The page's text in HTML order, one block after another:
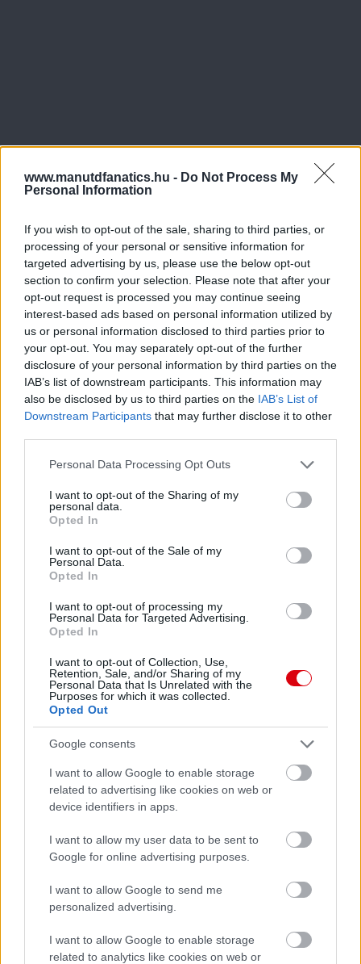
www.manutdfanatics.hu - Do Not Process My
Personal Information
If you wish to opt-out of the sale, sharing to third parties, or
processing of your personal or sensitive information for
targeted advertising by us, please use the below opt-out
section to confirm your selection. Please note that after your
opt-out request is processed you may continue seeing
interest-based ads based on personal information utilized by
us or personal information disclosed to third parties prior to
your opt-out. You may separately opt-out of the further
disclosure of your personal information by third parties on the
IAB’s list of downstream participants. This information may
also be disclosed by us to third parties on the IAB’s List of
Downstream Participants that may further disclose it to other
Please note that this website/app uses one or more Google
not limited to your visit or usage behaviour. You may click to
grant or deny consent to Google and its third-party tags to
use your data for below specified purposes in below Google
consent section.
Personal Data Processing Opt Outs
I want to opt-out of the Sharing of my
personal data.
Opted In
I want to opt-out of the Sale of my
Personal Data.
Opted In
I want to opt-out of processing my
Personal Data for Targeted Advertising.
Opted In
I want to opt-out of Collection, Use,
Retention, Sale, and/or Sharing of my
Personal Data that Is Unrelated with the
Purposes for which it was collected.
Opted Out
Google consents
I want to allow Google to enable storage
related to advertising like cookies on web or
device identifiers in apps.
I want to allow my user data to be sent to
Google for online advertising purposes.
I want to allow Google to send me
personalized advertising.
I want to allow Google to enable storage
related to analytics like cookies on web or
Meccs Center
Paris Saint-Germainvs
Manchester United
Felkészülési szezon 4. mérkőzés
2026-08-08 17:00
AC MilanvsManchester United
ELŐZŐ MÉRKŐZÉSEK
Támogatás
a ManUtdFanatics.hu működését!
Kapcsolódó hírek
PLETYKÁK, ÁTIGAZOLÁSOK